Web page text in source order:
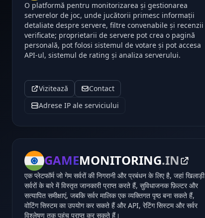
O platformă pentru monitorizarea și gestionarea
serverelor de joc, unde jucătorii primesc informații
detaliate despre servere, filtre convenabile și recenzii
verificate; proprietarii de servere pot crea o pagină
personală, pot folosi sistemul de votare și pot accesa
API-ul, sistemul de rating și analiza serverului.
Vizitează
Contact
Adrese IP ale serviciului
GAMEMONITORING.IN
एक प्लेटफॉर्म जो गेम सर्वरों की निगरानी और प्रबंधन के लिए है, जहां खिलाड़ी
सर्वरों के बारे में विस्तृत जानकारी प्राप्त करते हैं, सुविधाजनक फ़िल्टर और
सत्यापित समीक्षाएं, जबकि सर्वर मालिक एक व्यक्तिगत पृष्ठ बना सकते हैं,
वोटिंग सिस्टम का उपयोग कर सकते हैं और API, रेटिंग सिस्टम और सर्वर
विश्लेषण तक पहुंच प्राप्त कर सकते हैं।